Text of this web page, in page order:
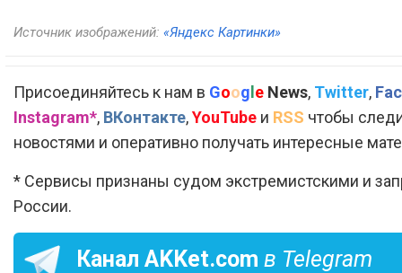
Источник изображений: «Яндекс Картинки»
Присоединяйтесь к нам в Goog e News, Twitter,
Instagram*, ВКонтакте,YouTube и RSS чтобы
новостями и оперативно получать интересные
* Сервисы признаны судом экстремистскими и
России.
Канал AKKet.com в Telegram